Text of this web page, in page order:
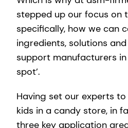
stepped up our focus on
specifically, how we can
ingredients, solutions
support manufacturers
spot’.
Having set our experts
kids in a candy store, in
three key application